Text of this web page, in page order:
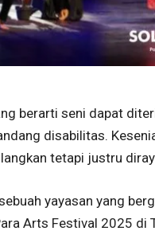
berarti seni dapat
disabilitas.
tetapi justru
yayasan yang
Arts Festival 2025 di